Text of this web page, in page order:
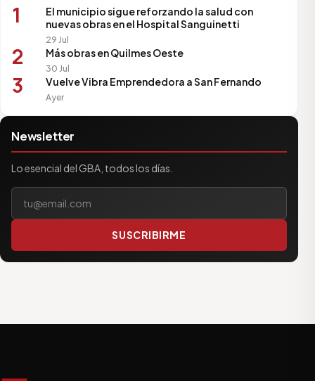
1
El municipio sigue reforzando la salud con
nuevas obras en el Hospital Sanguinetti
29 Jul
2 Más obras en Quilmes Oeste
30 Jul
3 Vuelve Vibra Emprendedora a San Fernando
Ayer
Newsletter
Lo esencial del GBA, todos los días.
SUSCRIBIRME